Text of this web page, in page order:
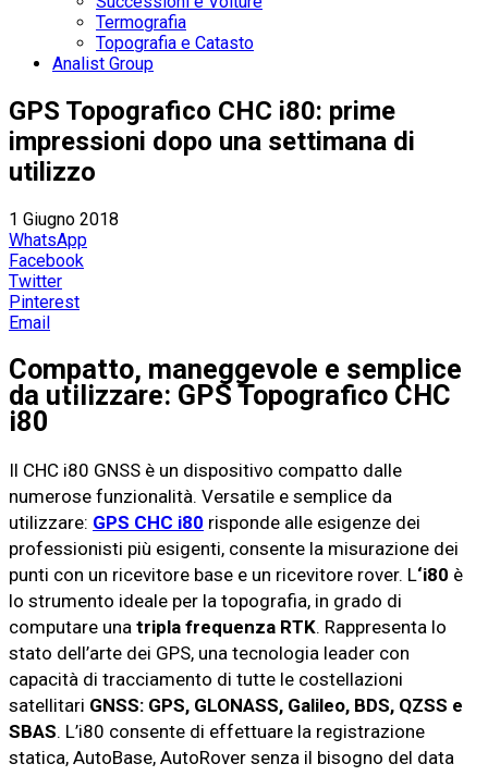
Termografia
Topografia e Catasto
Analist Group
GPS Topografico CHC i80: prime
impressioni dopo una settimana di
utilizzo
1 Giugno 2018
WhatsApp
Facebook
Twitter
Pinterest
Email
Compatto, maneggevole e semplice
da utilizzare: GPS Topografico CHC
i80
Il CHC i80 GNSS è un dispositivo compatto dalle
numerose funzionalità. Versatile e semplice da
utilizzare: GPS CHC i80 risponde alle esigenze dei
professionisti più esigenti, consente la misurazione dei
punti con un ricevitore base e un ricevitore rover. L‘i80 è
lo strumento ideale per la topografia, in grado di
computare una tripla frequenza RTK. Rappresenta lo
stato dell’arte dei GPS, una tecnologia leader con
capacità di tracciamento di tutte le costellazioni
satellitari GNSS: GPS, GLONASS, Galileo, BDS, QZSS e
SBAS. L’i80 consente di effettuare la registrazione
statica, AutoBase, AutoRover senza il bisogno del data